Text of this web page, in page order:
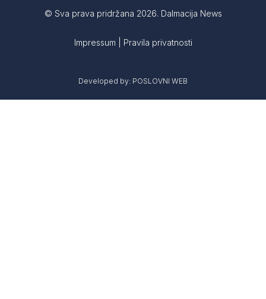
© Sva prava pridržana 2026. Dalmacija News
Impressum Pravila privatnosti
Developed by: POSLOVNI WEB